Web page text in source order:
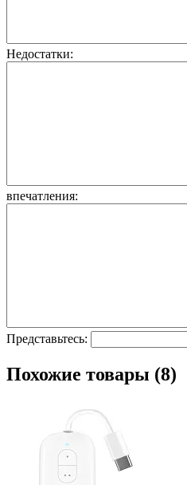
Недостатки:
впечатления:
Представьтесь:
Похожие товары (8)